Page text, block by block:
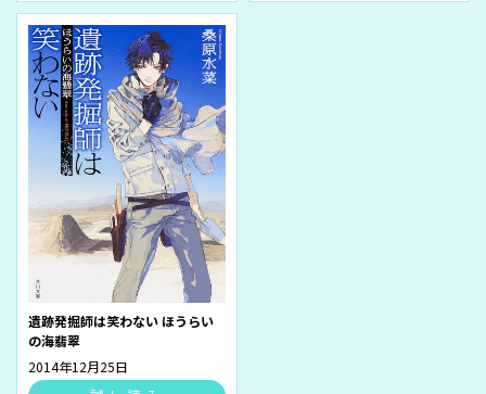
遺跡発掘師は笑わない ほうらい
の海翡翠
2014年12月25日